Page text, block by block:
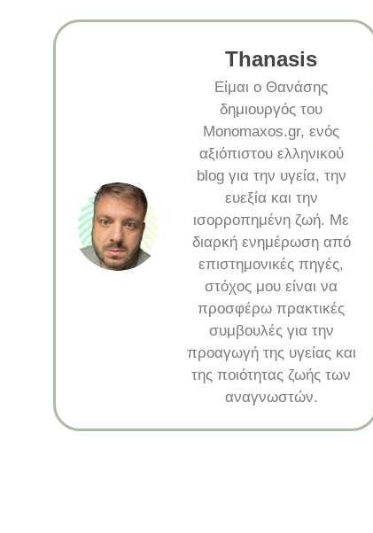
Thanasis
Είμαι ο Θανάσης
δημιουργός του
Monomaxos.gr, ενός
αξιόπιστου ελληνικού
blog για την υγεία, την
ευεξία και την
ισορροπημένη ζωή. Με
διαρκή ενημέρωση από
επιστημονικές πηγές,
στόχος μου είναι να
προσφέρω πρακτικές
συμβουλές για την
προαγωγή της υγείας και
της ποιότητας ζωής των
αναγνωστών.